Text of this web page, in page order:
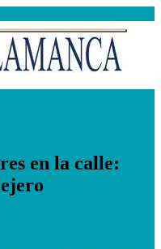
en la calle: